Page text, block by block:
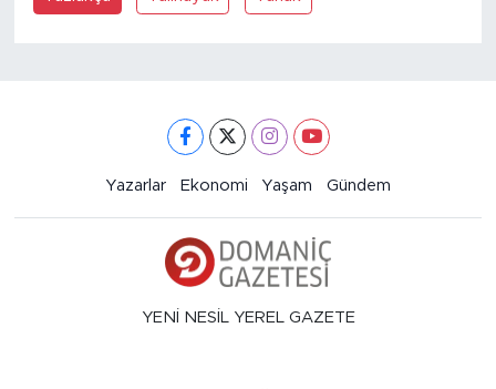
Yazarlar Ekonomi Yaşam Gündem
YENİ NESİL YEREL GAZETE